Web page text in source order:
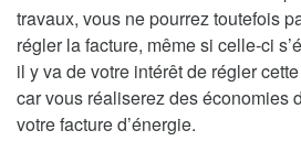
travaux, vous ne pourrez toutefois
régler la facture, même si celle-ci
il y va de votre intérêt de régler
car vous réaliserez des économies
votre facture d’énergie.